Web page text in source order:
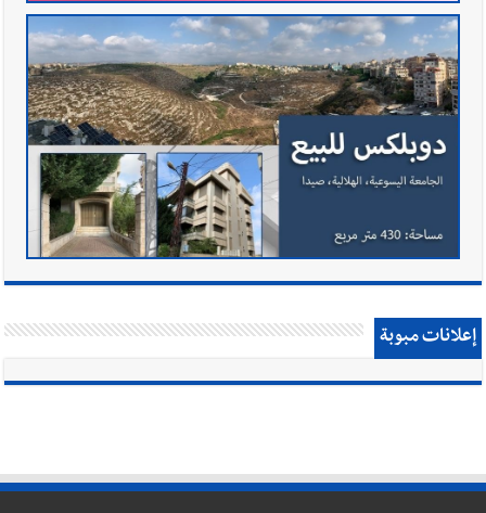
إعلانات مبوبة